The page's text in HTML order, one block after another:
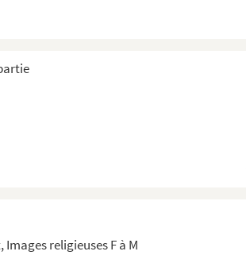
religieuses F à M